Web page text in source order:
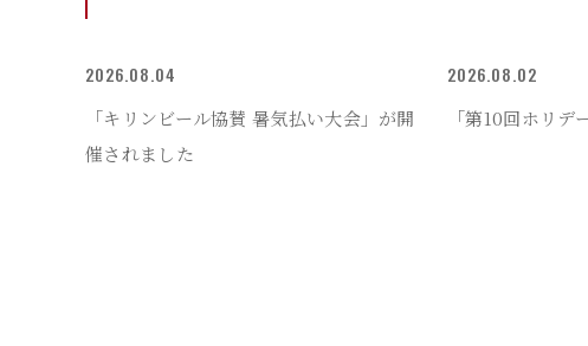
2026.08.04
「キリンビール協賛 暑気払い大会」が開
催されました
2026.08.02
「第10回ホリ